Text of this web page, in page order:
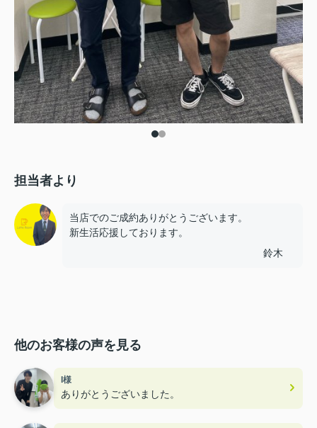
担当者より
当店でのご成約ありがとうございます。
新生活応援しております。
鈴木
他のお客様の声を見る
I様
ありがとうございました。